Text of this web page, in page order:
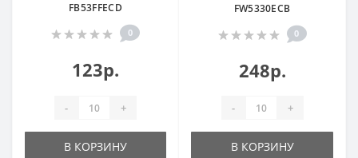
FB53FFECD
0
123р.
- +
В КОРЗИНУ
FW5330ECB
0
248р.
- +
В КОРЗИНУ